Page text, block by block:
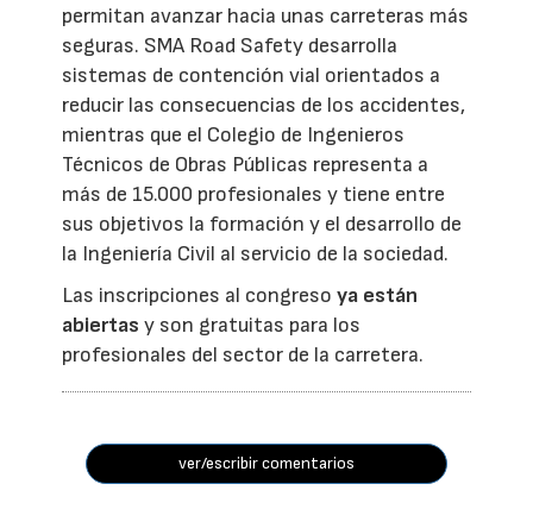
permitan avanzar hacia unas carreteras más
seguras. SMA Road Safety desarrolla
sistemas de contención vial orientados a
reducir las consecuencias de los accidentes,
mientras que el Colegio de Ingenieros
Técnicos de Obras Públicas representa a
más de 15.000 profesionales y tiene entre
sus objetivos la formación y el desarrollo de
la Ingeniería Civil al servicio de la sociedad.
Las inscripciones al congresoya están
abiertas y son gratuitas para los
profesionales del sector de la carretera.
ver/escribir comentarios